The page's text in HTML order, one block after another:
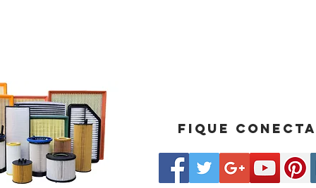
Fique